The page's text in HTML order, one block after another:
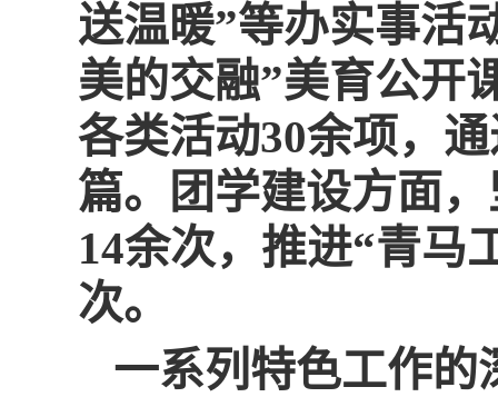
送温暖”等办实事活
美的交融”美育公开
各类活动30余项，
篇。团学建设方面
14余次，推进“青马
次。
一系列特色工作的